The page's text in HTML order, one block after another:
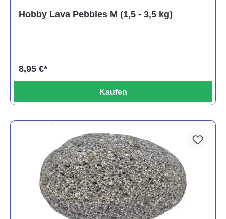
Hobby Lava Pebbles M (1,5 - 3,5 kg)
8,95 €*
Kaufen